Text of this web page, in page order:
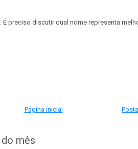
preciso discutir qual nome representa
Página inicial
mês